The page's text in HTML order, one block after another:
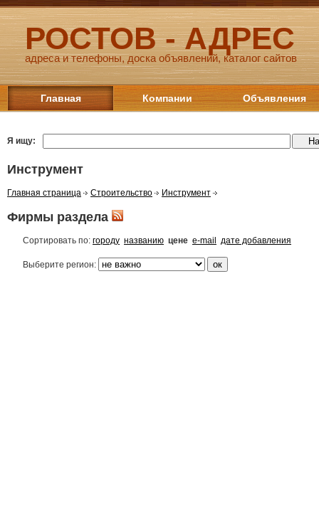
РОСТОВ - АДРЕС
адреса и телефоны, доска объявлений, каталог сайтов
Главная Компании Объявления
Я ищу:
Инструмент
Главная страница Строительство Инструмент
Фирмы раздела
Сортировать по: городу названию цене e-mail дате добавления
Выберите регион: